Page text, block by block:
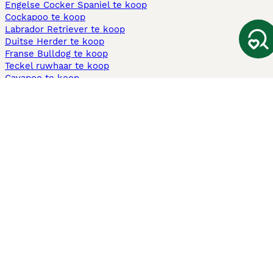
Engelse Cocker Spaniel te koop
Cockapoo te koop
Labrador Retriever te koop
Duitse Herder te koop
Franse Bulldog te koop
Teckel ruwhaar te koop
Cavapoo te koop